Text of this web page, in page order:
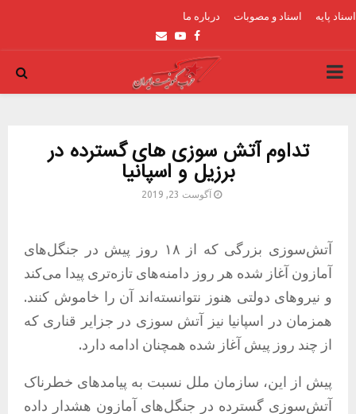
اسناد پایه اسناد و مصوبات درباره ما
Facebook
Youtube
Email
PRIMARY
تداوم آتش سوزی های گسترده در
برزیل و اسپانیا
آگوست 23, 2019
آتش‌سوزی بزرگی که از ۱۸ روز پیش در جنگل‌های
آمازون آغاز شده هر روز دامنه‌های تازه‌تری پیدا می‌کند
و نیروهای دولتی هنوز نتوانسته‌اند آن را خاموش کنند.
همزمان در اسپانیا نیز آتش سوزی در جزایر قناری که
از چند روز پیش آغاز شده همچنان ادامه دارد.
پیش از این، سازمان ملل نسبت به پیامدهای خطرناک
آتش‌سوزی گسترده در جنگل‌های آمازون هشدار داده